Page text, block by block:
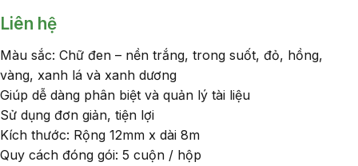
Liên hệ
Màu sắc: Chữ đen – nền trắng, trong suốt, đỏ, hồng,
vàng, xanh lá và xanh dương
Giúp dễ dàng phân biệt và quản lý tài liệu
Sử dụng đơn giản, tiện lợi
Kích thước: Rộng 12mm x dài 8m
Quy cách đóng gói: 5 cuộn / hộp